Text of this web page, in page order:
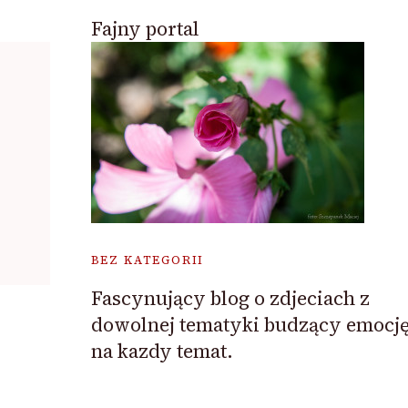
Fajny portal
BEZ KATEGORII
Fascynujący blog o zdjeciach z
dowolnej tematyki budzący
na kazdy temat.